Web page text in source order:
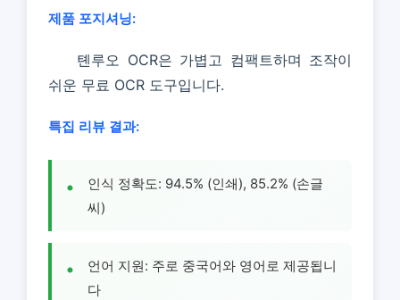
제품 포지셔닝:
톈루오 OCR은 가볍고 컴팩트하며 조작이
쉬운 무료 OCR 도구입니다.
특집 리뷰 결과:
인식 정확도: 94.5% (인쇄), 85.2% (손글
씨)
언어 지원: 주로 중국어와 영어로 제공됩니
다